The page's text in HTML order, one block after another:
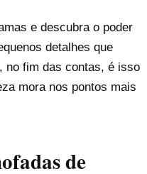
e descubra o poder
detalhes que
no fim das contas, é isso
mora nos pontos mais
de